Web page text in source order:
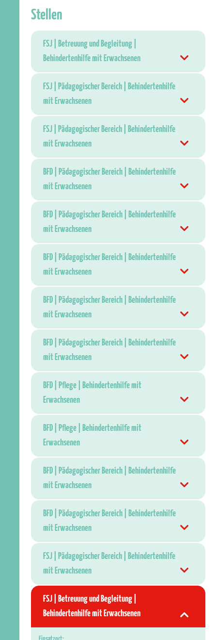
Stellen
FSJ | Betreuung und Begleitung |
Behindertenhilfe mit Erwachsenen
FSJ | Pädagogischer Bereich | Behindertenhilfe
mit Erwachsenen
FSJ | Pädagogischer Bereich | Behindertenhilfe
mit Erwachsenen
BFD | Pädagogischer Bereich | Behindertenhilfe
mit Erwachsenen
BFD | Pädagogischer Bereich | Behindertenhilfe
mit Erwachsenen
BFD | Pädagogischer Bereich | Behindertenhilfe
mit Erwachsenen
BFD | Pädagogischer Bereich | Behindertenhilfe
mit Erwachsenen
BFD | Pädagogischer Bereich | Behindertenhilfe
mit Erwachsenen
BFD | Pflege | Behindertenhilfe mit
Erwachsenen
BFD | Pflege | Behindertenhilfe mit
Erwachsenen
BFD | Pädagogischer Bereich | Behindertenhilfe
mit Erwachsenen
BFD | Pädagogischer Bereich | Behindertenhilfe
mit Erwachsenen
FSJ | Pädagogischer Bereich | Behindertenhilfe
mit Erwachsenen
FSJ | Betreuung und Begleitung |
Behindertenhilfe mit Erwachsenen